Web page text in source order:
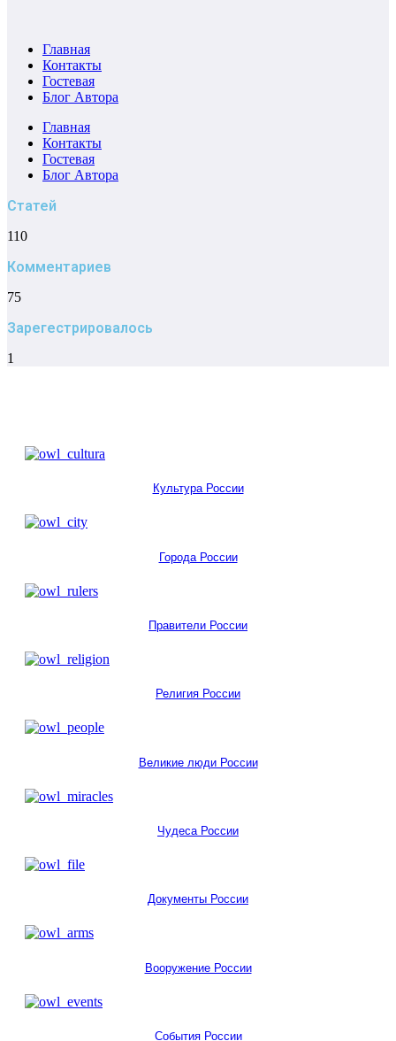
Главная
Контакты
Гостевая
Блог Автора
Главная
Контакты
Гостевая
Блог Автора
Статей
110
Комментариев
75
Зарегестрировалось
1
Культура России
Города России
Правители России
Религия России
Великие люди России
Чудеса России
Документы России
Вооружение России
События России